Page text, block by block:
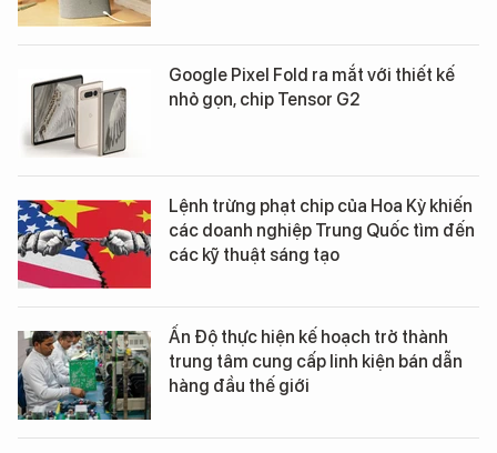
Google Pixel Fold ra mắt với thiết kế
nhỏ gọn, chip Tensor G2
Lệnh trừng phạt chip của Hoa Kỳ khiến
các doanh nghiệp Trung Quốc tìm đến
các kỹ thuật sáng tạo
Ấn Độ thực hiện kế hoạch trở thành
trung tâm cung cấp linh kiện bán dẫn
hàng đầu thế giới